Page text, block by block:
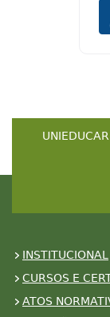
INSTITUCIONAL
CURSOS E
ATOS